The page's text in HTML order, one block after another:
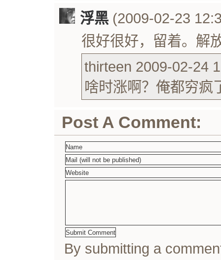
浮黑 (2009-02-23
很好很好，留着。解
thirteen 2009-02-24
啥时涨啊？俺都穷疯
Post A Comment:
By submitting a